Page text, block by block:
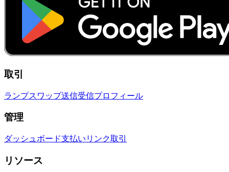
取引
ランプスワップ送信受信プロフィール
管理
ダッシュボード支払いリンク取引
リソース